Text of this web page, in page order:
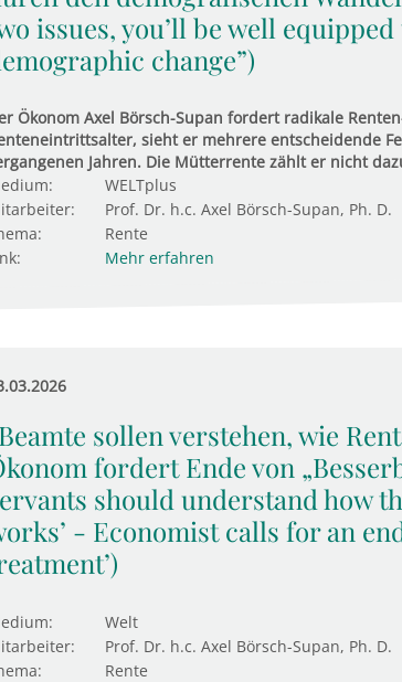
issues, you’ll be well
change”)
Ökonom Axel Börsch-Supan fordert radikale
sieht er mehrere entscheidende
Jahren. Die Mütterrente zählt er nicht
WELTplus
Prof. Dr. h.c. Axel Börsch-Supan, Ph. D.
Rente
Mehr erfahren
sollen verstehen, wie
fordert Ende von
should understand how
- Economist calls for an
Welt
Prof. Dr. h.c. Axel Börsch-Supan, Ph. D.
Rente